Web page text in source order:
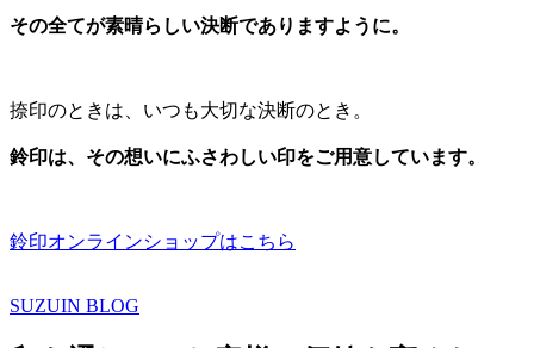
その全てが素晴らしい決断でありますように。
捺印のときは、いつも大切な決断のとき。
鈴印は、その想いにふさわしい印をご用意しています。
鈴印オンラインショップはこちら
SUZUIN BLOG